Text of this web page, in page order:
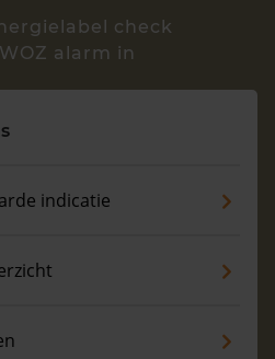
-18:00
check
alarm in
indicatie